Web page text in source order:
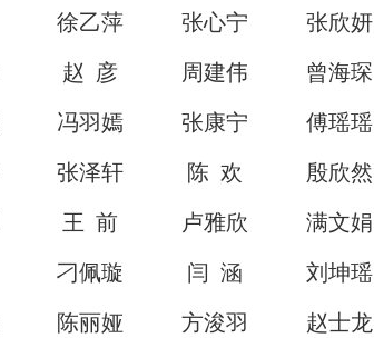
徐乙萍 张心宁 张欣妍
赵 彦 周建伟 曾海琛
冯羽嫣 张康宁 傅瑶瑶
张泽轩 陈 欢 殷欣然
王 前 卢雅欣 满文娟
刁佩璇 闫 涵 刘坤瑶
陈丽娅 方浚羽 赵士龙